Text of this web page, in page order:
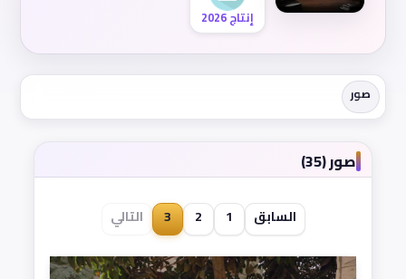
إنتاج 2026
صور
صور (35)
السابق 1
2
3 التالي